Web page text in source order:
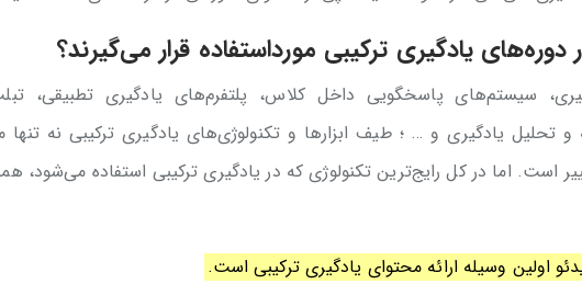
یادگیری ترکیبی مورداستفاده قرار می‌گیرند؟
سیستم‌های پاسخگویی داخل کلاس، پلتفرم‌های یادگیری تطبیقی،
یادگیری و … ؛ طیف ابزارها و تکنولوژی‌های یادگیری ترکیبی نه تنها
است. اما در کل رایج‌ترین تکنولوژی که در یادگیری ترکیبی استفاده می‌شود،
اولین وسیله ارائه محتوای یادگیری ترکیبی است.